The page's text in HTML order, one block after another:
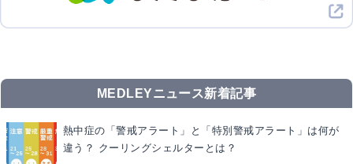
MEDLEYニュース新着記事
熱中症の「警戒アラート」と「特別警戒アラート」は何が
違う？ クーリングシェルターとは？